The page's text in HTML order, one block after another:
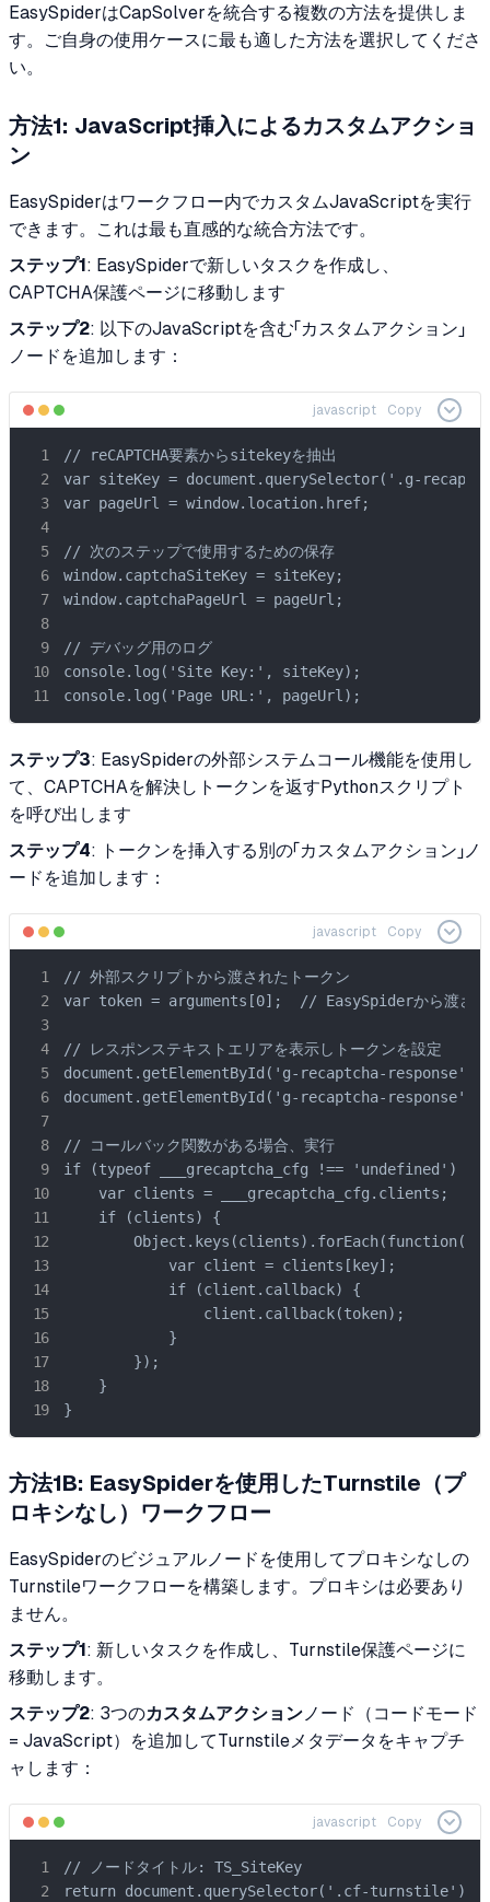
EasySpiderはCapSolverを統合する複数の方法を提供しま
す。ご自身の使用ケースに最も適した方法を選択してくださ
い。
方法1: JavaScript挿入によるカスタムアクショ
ン
EasySpiderはワークフロー内でカスタムJavaScriptを実行
できます。これは最も直感的な統合方法です。
ステップ1 : EasySpiderで新しいタスクを作成し、
CAPTCHA保護ページに移動します
ステップ2: 以下のJavaScriptを含む「カスタムアクション」
ノードを追加します：
javascript Copy
// reCAPTCHA要素からsitekeyを抽出
var siteKey = document.querySelector('.g-
var pageUrl = window.location.href;
// 次のステップで使用するための保存
window.captchaSiteKey = siteKey;
window.captchaPageUrl = pageUrl;
// デバッグ用のログ
console.log('Site Key:', siteKey);
console.log('Page URL:', pageUrl);
ステップ3: EasySpiderの外部システムコール機能を使用し
て、CAPTCHAを解決しトークンを返すPythonスクリプト
を呼び出します
ステップ4: トークンを挿入する別の「カスタムアクション」ノ
ードを追加します：
javascript Copy
// 外部スクリプトから渡されたトークン
var token = arguments[0];  // EasySpiderから渡され
// レスポンステキストエリアを表示しトークンを設定
document.getElementById('g-recaptcha-
document.getElementById('g-recaptcha-
// コールバック関数がある場合、実行
if (typeof ___grecaptcha_cfg !== 'undefined') {
    var clients = ___grecaptcha_cfg.clients;
    if (clients) {
            var client = clients[key];
            if (client.callback) {
                client.callback(token);
            }
        });
    }
}
方法1B: EasySpiderを使用したTurnstile（プ
ロキシなし）ワークフロー
EasySpiderのビジュアルノードを使用してプロキシなしの
Turnstileワークフローを構築します。プロキシは必要あり
ません。
ステップ1 : 新しいタスクを作成し、Turnstile保護ページに
移動します。
ステップ2: 3つのカスタムアクションノード（コードモード
= JavaScript）を追加してTurnstileメタデータをキャプチ
ャします：
javascript Copy
// ノードタイトル: TS_SiteKey
return document.querySelector('.cf-